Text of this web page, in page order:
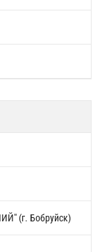
(г. Бобруйск)